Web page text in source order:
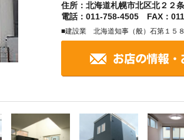
住所：北海道札幌市北区北２２
電話：011-758-4505 FAX：
■建設業 北海道知事（般）石第１５